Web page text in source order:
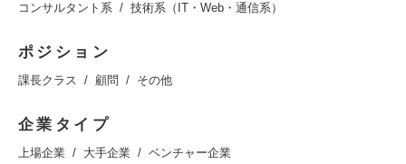
コンサルタント系
技術系（IT・Web・通信系）
ポジション
課長クラス 顧問 その他
企業タイプ
上場企業 大手企業 ベンチャー企業